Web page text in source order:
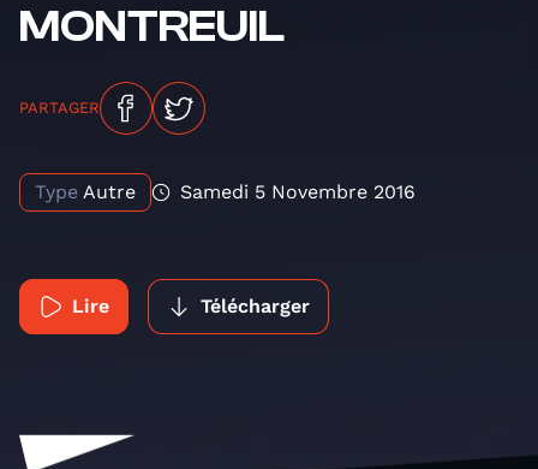
MONTREUIL
PARTAGER
Type Autre Samedi 5 Novembre 2016
Lire Télécharger